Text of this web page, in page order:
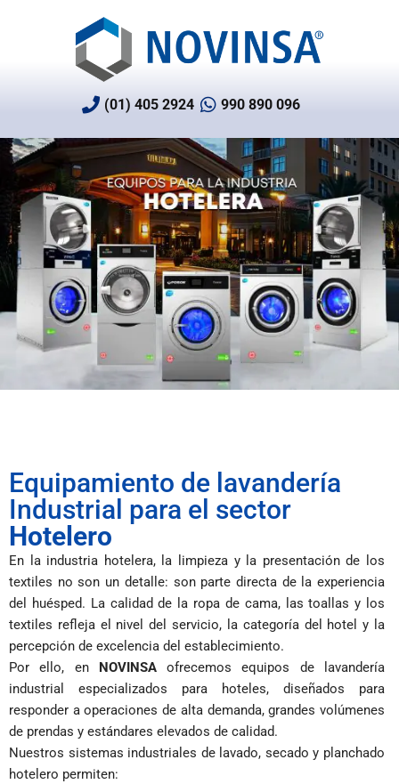
(01) 405 2924 990 890 096
Equipamiento de lavandería
Industrial para el sector
Hotelero
En la industria hotelera, la limpieza y la presentación de los
textiles no son un detalle: son parte directa de la experiencia
del huésped. La calidad de la ropa de cama, las toallas y los
textiles refleja el nivel del servicio, la categoría del hotel y la
percepción de excelencia del establecimiento.
Por ello, en NOVINSAofrecemos equipos de lavandería
industrial especializados para hoteles, diseñados para
responder a operaciones de alta demanda, grandes volúmenes
de prendas y estándares elevados de calidad.
Nuestros sistemas industriales de lavado, secado y planchado
hotelero permiten: